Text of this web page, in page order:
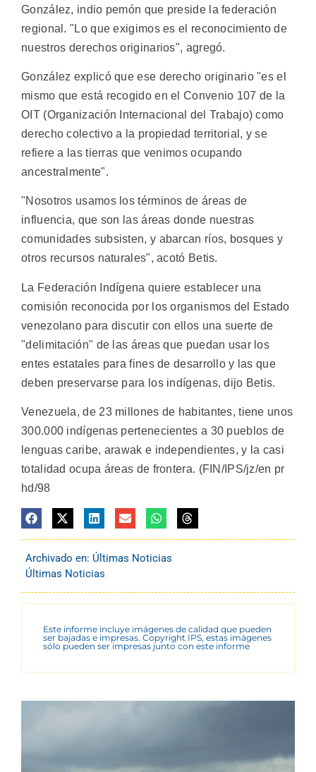
González, indio pemón que preside la federación
regional. "Lo que exigimos es el reconocimiento de
nuestros derechos originarios", agregó.
González explicó que ese derecho originario "es el
mismo que está recogido en el Convenio 107 de la
OIT (Organización Internacional del Trabajo) como
derecho colectivo a la propiedad territorial, y se
refiere a las tierras que venimos ocupando
ancestralmente".
"Nosotros usamos los términos de áreas de
influencia, que son las áreas donde nuestras
comunidades subsisten, y abarcan ríos, bosques y
otros recursos naturales", acotó Betis.
La Federación Indígena quiere establecer una
comisión reconocida por los organismos del Estado
venezolano para discutir con ellos una suerte de
"delimitación" de las áreas que puedan usar los
entes estatales para fines de desarrollo y las que
deben preservarse para los indígenas, dijo Betis.
Venezuela, de 23 millones de habitantes, tiene unos
300.000 indígenas pertenecientes a 30 pueblos de
lenguas caribe, arawak e independientes, y la casi
totalidad ocupa áreas de frontera. (FIN/IPS/jz/en pr
hd/98
Archivado en: Últimas Noticias
Últimas Noticias
Este informe incluye imágenes de calidad que pueden
ser bajadas e impresas. Copyright IPS, estas imágenes
sólo pueden ser impresas junto con este informe